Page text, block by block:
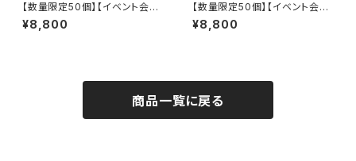
【数量限定50個】【イベント会場
特典付き】SECOND LINE Pre
sents みんなに会いに行くよ!
¥8,800
【数量限定50個】【イベント会場
特典付き】SECOND LINE Pre
sents みんなに会いに行くよ!
¥8,800
商品一覧に戻る